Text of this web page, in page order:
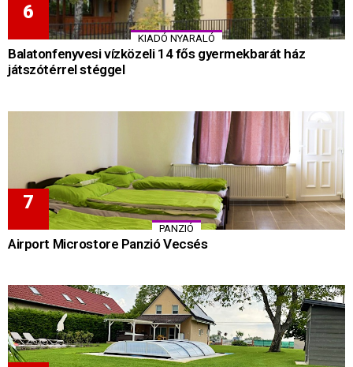
KIADÓ NYARALÓ
Balatonfenyvesi vízközeli 14 fős gyermekbarát ház
játszótérrel stéggel
PANZIÓ
Airport Microstore Panzió Vecsés